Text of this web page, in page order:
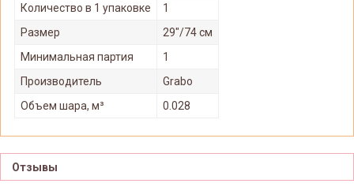
Количество в 1 упаковке
1
Размер
29"/74 см
Минимальная партия
1
Производитель
Grabo
Объем шара, м³
0.028
Отзывы